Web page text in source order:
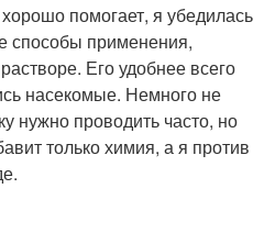
помогает, я убедилась
способы применения,
Его удобнее всего
насекомые. Немного не
нужно проводить часто, но
только химия, а я против